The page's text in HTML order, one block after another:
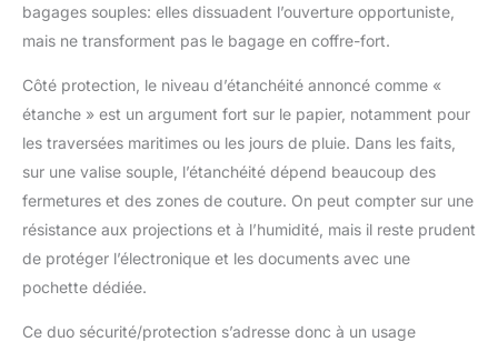
bagages souples: elles dissuadent l’ouverture opportuniste,
mais ne transforment pas le bagage en coffre-fort.
Côté protection, le niveau d’étanchéité annoncé comme «
étanche » est un argument fort sur le papier, notamment pour
les traversées maritimes ou les jours de pluie. Dans les faits,
sur une valise souple, l’étanchéité dépend beaucoup des
fermetures et des zones de couture. On peut compter sur une
résistance aux projections et à l’humidité, mais il reste prudent
de protéger l’électronique et les documents avec une
pochette dédiée.
Ce duo sécurité/protection s’adresse donc à un usage